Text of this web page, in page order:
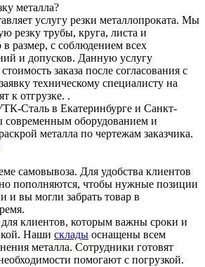
металла?
услугу резки металлопроката. Мы
резку трубы, круга, листа и
размер, с соблюдением всех
и допусков. Данную услугу
заказа после согласования с
техническому специалисту на
к отгрузке. .
Сталь в Екатеринбурге и Санкт-
современным оборудованием и
металла по чертежам заказчика.
самовывоза. Для удобства клиентов
пополняются, чтобы нужные позиции
и вы могли забрать товар в
клиентов, которым важны сроки и
Наши склады оснащены всем
металла. Сотрудники готовят
помогают с погрузкой.